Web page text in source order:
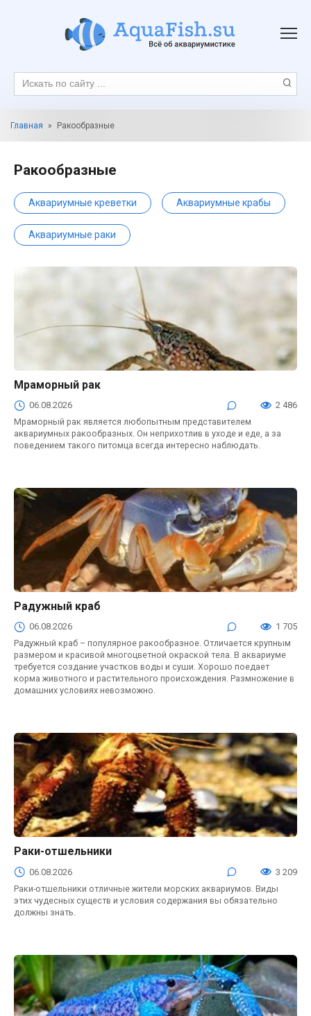
Главная » Ракообразные
Ракообразные
Аквариумные креветки Аквариумные крабы
Аквариумные раки
Мраморный рак
06.08.2026
2 486
Мраморный рак является любопытным представителем
аквариумных ракообразных. Он неприхотлив в уходе и еде, а за
поведением такого питомца всегда интересно наблюдать.
Радужный краб
06.08.2026
1 705
Радужный краб – популярное ракообразное. Отличается крупным
размером и красивой многоцветной окраской тела. В аквариуме
требуется создание участков воды и суши. Хорошо поедает
корма животного и растительного происхождения. Размножение в
домашних условиях невозможно.
Раки-отшельники
06.08.2026
3 209
Раки-отшельники отличные жители морских аквариумов. Виды
этих чудесных существ и условия содержания вы обязательно
должны знать.